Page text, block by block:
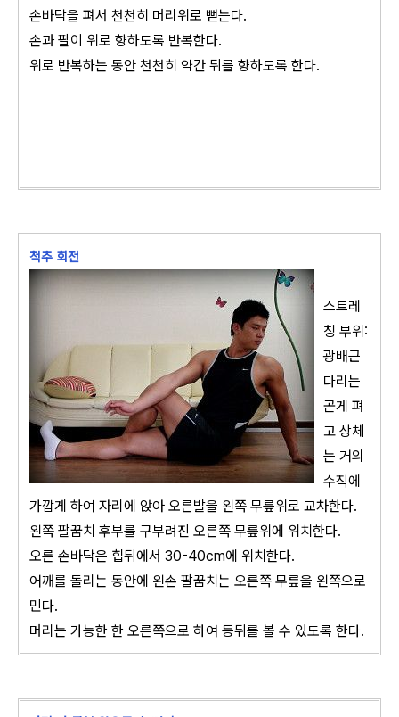
손바닥을 펴서 천천히 머리위로 뻗는다.
손과 팔이 위로 향하도록 반복한다.
위로 반복하는 동안 천천히 약간 뒤를 향하도록 한다.
척추 회전
스트레
칭 부위:
광배근
다리는
곧게 펴
고 상체
는 거의
수직에
가깝게 하여 자리에 앉아 오른발을 왼쪽 무릎위로 교차한다.
왼쪽 팔꿈치 후부를 구부려진 오른쪽 무릎위에 위치한다.
오른 손바닥은 힙뒤에서 30-40cm에 위치한다.
어깨를 돌리는 동안에 왼손 팔꿈치는 오른쪽 무릎을 왼쪽으로
민다.
머리는 가능한 한 오른쪽으로 하여 등뒤를 볼 수 있도록 한다.